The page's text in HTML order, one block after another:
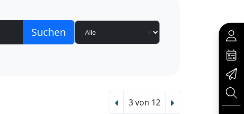
Vorheriger Treffer
3 von 12 Nächster Treffer